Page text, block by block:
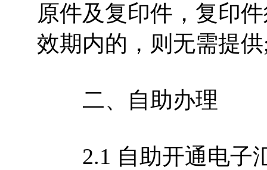
原件及复印件，复印
效期内的，则无需提
二、自助办理
2.1 自助开通电子